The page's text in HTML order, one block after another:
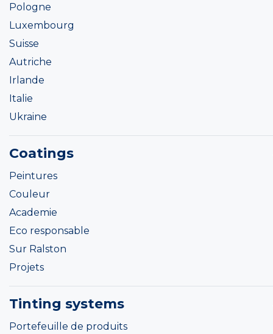
Pologne
Luxembourg
Suisse
Autriche
Irlande
Italie
Ukraine
Coatings
Peintures
Couleur
Academie
Eco responsable
Sur Ralston
Projets
Tinting systems
Portefeuille de produits